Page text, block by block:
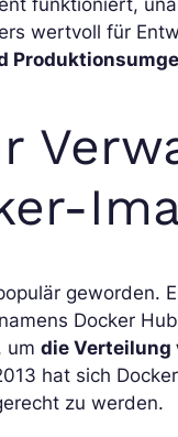
funktioniert,
wertvoll für
geworden.
namens Docker
umdie Verteilung
hat sich
zu werden.